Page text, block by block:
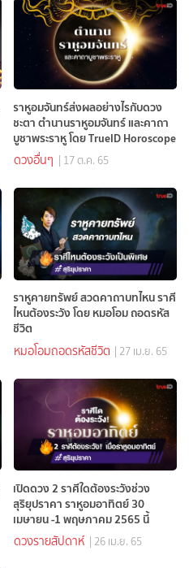
ราหูอมจันทร์ส่งผลอย่างไรกับดวง
ชะตา ตำนานราหูอมจันทร์ และคาถา
บูชาพระราหู โดย TrueID Horoscope
ดวงอื่นๆ | 17 ต.ค. 65
ราหูคายทรัพย์ สวดคาถาบทไหน ราศี
ไหนต้องระวัง โดย หมอโอม ถอดรหัส
ชีวิต
หมอโอมถอดรหัสชีวิต | 27 เม.ย. 65
เปิดดวง 2 ราศีใดต้องระวังช่วง
สุริยุปราคา ราหูอมอาทิตย์ 30
เมษายน -1 พฤษภาคม 2565 นี้
ดวงรายสัปดาห์ | 26 เม.ย. 65